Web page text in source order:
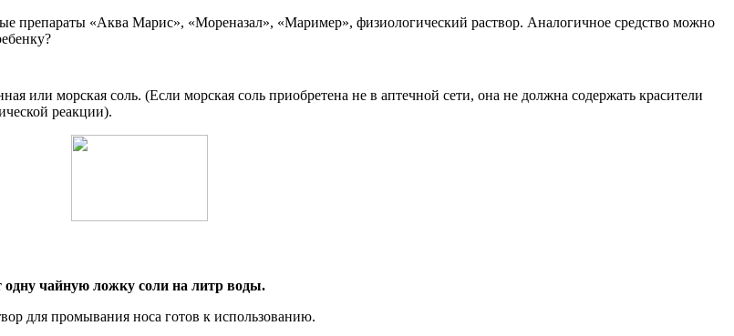
препараты «Аква Марис», «Мореназал», «Маример», физиологический раствор. Аналогичное средство можно
или морская соль. (Если морская соль приобретена не в аптечной сети, она не должна содержать красители
реакции).
одну чайную ложку соли на литр воды.
для промывания носа готов к использованию.